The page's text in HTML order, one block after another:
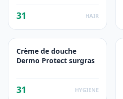
31 HAIR
Crème de douche
Dermo Protect surgras
31 HYGIENE